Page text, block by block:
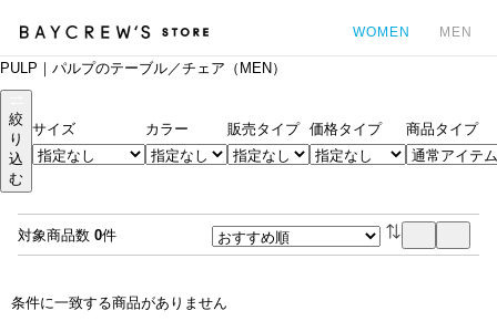
WOMEN MEN
PULP｜パルプのテーブル／チェア（MEN）
絞
り
込
む
サイズ カラー 販売タイプ 価格タイプ 商品タイプ
対象商品数 0件
条件に一致する商品がありません